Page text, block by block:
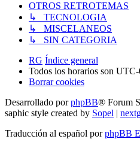
OTROS RETROTEMAS
↳ TECNOLOGIA
↳ MISCELANEOS
↳ SIN CATEGORIA
RG Índice general
Todos los horarios son UTC-
Borrar cookies
Desarrollado porphpBB® Forum
saphic style created by Sopel |
Traducción al español porphpBB